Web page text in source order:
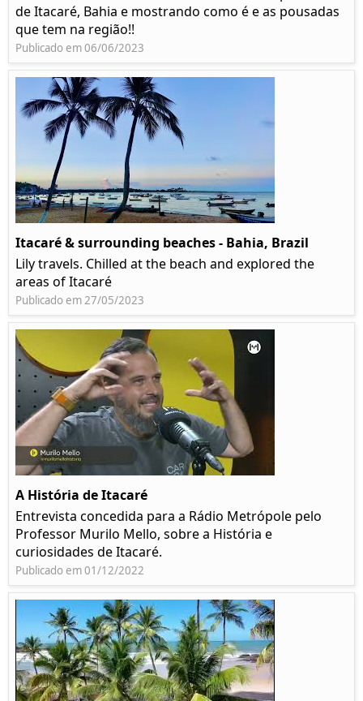
de Itacaré, Bahia e mostrando como é e as pousadas
que tem na região!!
Publicado em 06/06/2023
Itacaré & surrounding beaches - Bahia, Brazil
Lily travels. Chilled at the beach and explored the
areas of Itacaré
Publicado em 27/05/2023
A História de Itacaré
Entrevista concedida para a Rádio Metrópole pelo
Professor Murilo Mello, sobre a História e
curiosidades de Itacaré.
Publicado em 01/12/2022